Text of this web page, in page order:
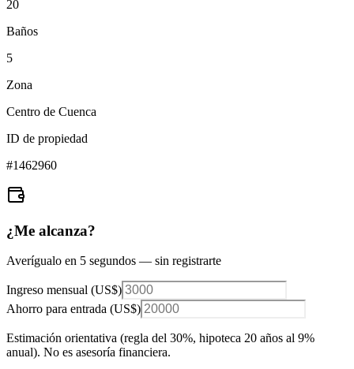
20
Baños
5
Zona
Centro de Cuenca
ID de propiedad
#1462960
¿Me alcanza?
Averígualo en 5 segundos — sin registrarte
Ingreso mensual (US$)
Ahorro para entrada (US$)
Estimación orientativa (regla del 30%, hipoteca 20 años al 9%
anual). No es asesoría financiera.